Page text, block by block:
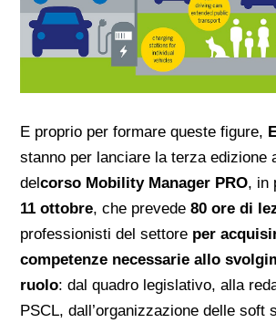
E proprio per formare queste figure,
stanno per lanciare la terza edizione
delcorso Mobility Manager PRO, in
11 ottobre, che prevede80 ore di
professionisti del settore per
competenze necessarie allo
ruolo: dal quadro legislativo, alla
PSCL, dall’organizzazione delle soft